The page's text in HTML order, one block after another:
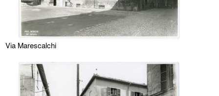
Via Marescalchi